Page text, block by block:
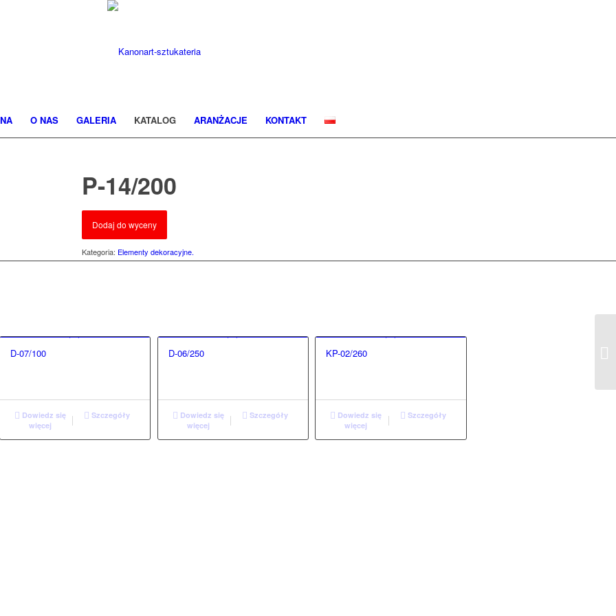
O NAS GALERIA KATALOG ARANŻACJE KONTAKT
P-14/200
Dodaj do wyceny
Kategoria: Elementy dekoracyjne.
D-07/100
Dowiedz się
więcej
Szczegóły
D-06/250
Dowiedz się
więcej
Szczegóły
KP-02/260
Dowiedz się
więcej
Szczegóły